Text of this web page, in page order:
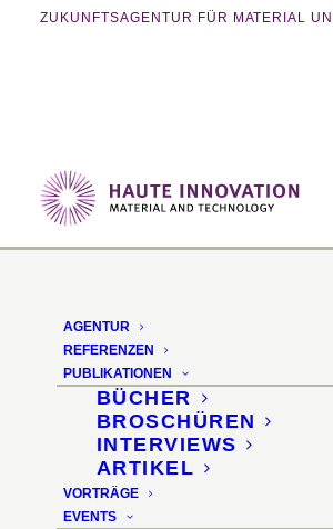
ZUKUNFTSAGENTUR FÜR MATERIAL
AGENTUR
REFERENZEN
PUBLIKATIONEN
BÜCHER
BROSCHÜREN
INTERVIEWS
ARTIKEL
VORTRÄGE
EVENTS
Home Magazin
Innovative
MetAK Kunststoff-Metamaterial